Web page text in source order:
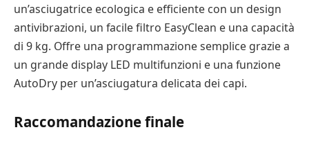
un’asciugatrice ecologica e efficiente con un design
antivibrazioni, un facile filtro EasyClean e una capacità
di 9 kg. Offre una programmazione semplice grazie a
un grande display LED multifunzioni e una funzione
AutoDry per un’asciugatura delicata dei capi.
Raccomandazione finale